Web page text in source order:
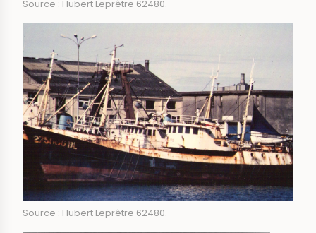
Source : Hubert Leprêtre 62480.
Source : Hubert Leprêtre 62480.